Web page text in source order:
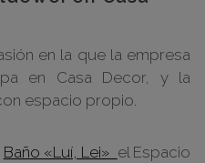
en la que la empresa
en Casa Decor, y la
espacio propio.
Baño «Luí, Lei» el Espacio